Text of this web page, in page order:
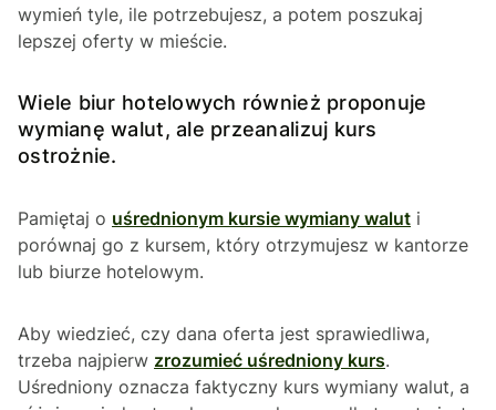
wymień tyle, ile potrzebujesz, a potem poszukaj
lepszej oferty w mieście.
Wiele biur hotelowych również proponuje
wymianę walut, ale przeanalizuj kurs
ostrożnie.
Pamiętaj o uśrednionym kursie wymiany walut i
porównaj go z kursem, który otrzymujesz w kantorze
lub biurze hotelowym.
Aby wiedzieć, czy dana oferta jest sprawiedliwa,
trzeba najpierw zrozumieć uśredniony kurs.
Uśredniony oznacza faktyczny kurs wymiany walut, a